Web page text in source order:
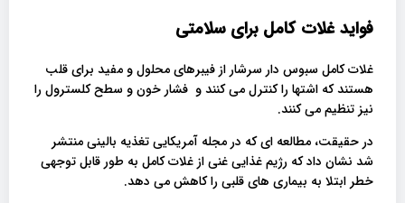
فواید غلات کامل برای سلامتی
غلات کامل سبوس دار سرشار از فیبرهای محلول و مفید برای قلب
هستند که اشتها را کنترل می کنند و فشار خون و سطح کلسترول را
نیز تنظیم می کنند.
در حقیقت، مطالعه ای که در مجله آمریکایی تغذیه بالینی منتشر
شد نشان داد که رژیم غذایی غنی از غلات کامل به طور قابل توجهی
خطر ابتلا به بیماری های قلبی را کاهش می دهد.